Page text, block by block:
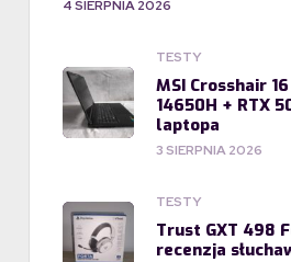
4 SIERPNIA 2026
TESTY
MSI Crosshair
14650H + RTX
laptopa
3 SIERPNIA 2026
TESTY
Trust GXT 498
recenzja